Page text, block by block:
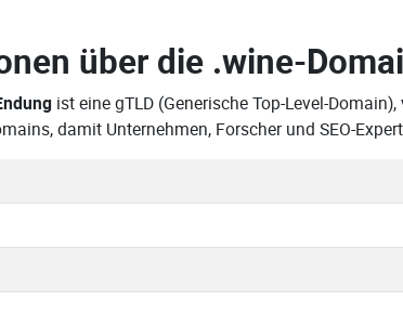
über die .wine-
ist eine gTLD (Generische Top-Level-
damit Unternehmen, Forscher und SEO-